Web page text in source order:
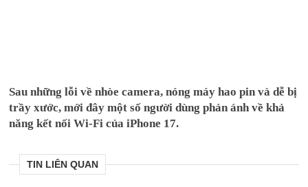
Sau những lỗi về nhòe camera, nóng máy hao pin và dễ bị
trầy xước, mới đây một số người dùng phản ánh về khả
năng kết nối Wi-Fi của iPhone 17.
TIN LIÊN QUAN